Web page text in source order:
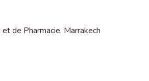
de Pharmacie, Marrakech